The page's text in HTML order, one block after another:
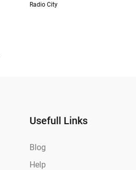
Radio City
Usefull Links
Blog
Help